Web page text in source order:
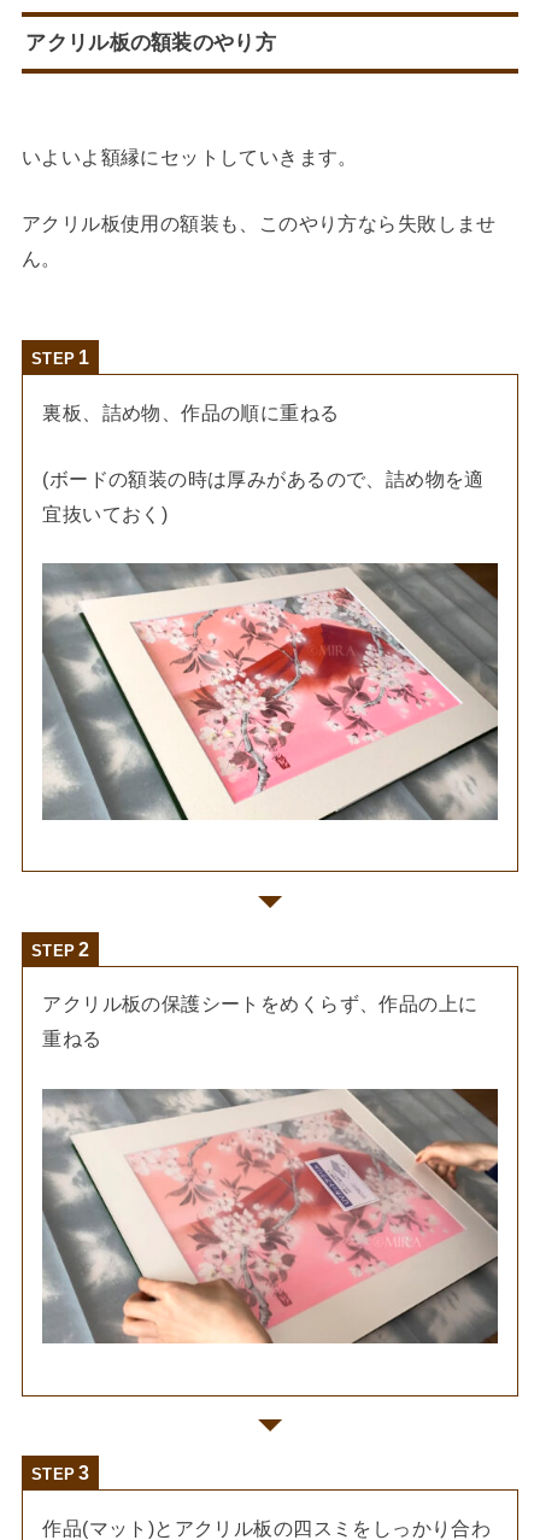
アクリル板の額装のやり方
いよいよ額縁にセットしていきます。
アクリル板使用の額装も、このやり方なら失敗しませ
ん。
STEP
裏板、詰め物、作品の順に重ねる
(ボードの額装の時は厚みがあるので、詰め物を適
宜抜いておく)
STEP
アクリル板の保護シートをめくらず、作品の上に
重ねる
STEP
作品(マット)とアクリル板の四スミをしっかり合わ